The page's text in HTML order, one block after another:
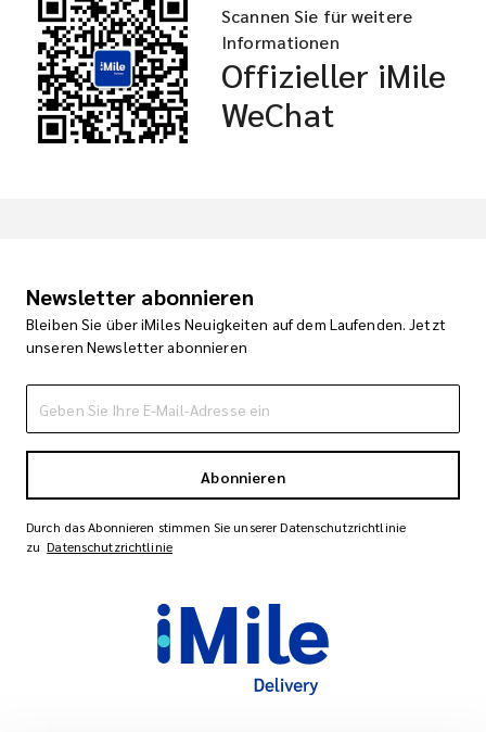
Scannen Sie für weitere
Informationen
Offizieller iMile
WeChat
Newsletter abonnieren
Bleiben Sie über iMiles Neuigkeiten auf dem Laufenden. Jetzt
unseren Newsletter abonnieren
Abonnieren
Durch das Abonnieren stimmen Sie unserer Datenschutzrichtlinie
zu Datenschutzrichtlinie